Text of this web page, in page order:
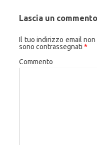
Lascia un commento
Il tuo indirizzo email non
sono contrassegnati *
Commento